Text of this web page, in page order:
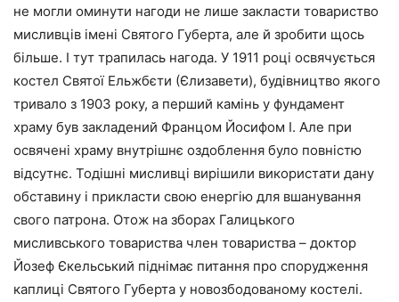
не могли оминути нагоди не лише закласти товариство
мисливців імені Святого Губерта, але й зробити щось
більше. І тут трапилась нагода. У 1911 році освячується
костел Святої Ельжбєти (Єлизавети), будівництво якого
тривало з 1903 року, а перший камінь у фундамент
храму був закладений Францом Йосифом I. Але при
освячені храму внутрішнє оздоблення було повністю
відсутнє. Тодішні мисливці вирішили використати дану
обставину і прикласти свою енергію для вшанування
свого патрона. Отож на зборах Галицького
мисливського товариства член товариства – доктор
Йозеф Єкельський піднімає питання про спорудження
каплиці Святого Губерта у новозбодованому костелі.